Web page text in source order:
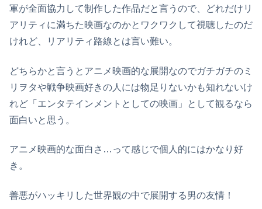
軍が全面協力して制作した作品だと言うので、どれだけリ
アリティに満ちた映画なのかとワクワクして視聴したのだ
けれど、リアリティ路線とは言い難い。
どちらかと言うとアニメ映画的な展開なのでガチガチのミ
リヲタや戦争映画好きの人には物足りないかも知れないけ
れど「エンタテインメントとしての映画」として観るなら
面白いと思う。
アニメ映画的な面白さ…って感じで個人的にはかなり好
き。
善悪がハッキリした世界観の中で展開する男の友情！